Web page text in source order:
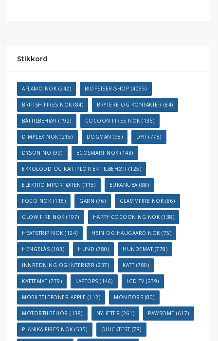
Stikkord
AFLAMO NOK (242) BIOPEISER-SHOP (4055)
BRITISH FIRES NOK (84) BRYTERE OG KONTAKTER (84)
BÅTTILBEHØR (192) COCOON FIRES NOK (135)
DIMPLEX NOK (215) DOGMAN (98) DYR (778)
DYSON NO (99) ECOSMART NOK (143)
EKKOLODD OG KARTPLOTTER TILBEHØR (125)
ELEKTROIMPORTØREN (115) EUKANUBA (88)
FOCO NOK (115) GARN (76) GLAMMFIRE NOK (86)
GLOW FIRE NOK (197) HAPPY COCOONING NOK (138)
HEATSTRIP NOK (124) HEIN OG HAUGAARD NOK (75)
HENGELÅS (103) HUND (780) HUNDEMAT(778)
INNREDNING OG INTERIØR (237) KATT(780)
KATTEMAT(779) LAPTOPS (146) LCD TV (239)
MOBILTELEFONER APPLE (112) MONITORS (80)
MOTORTILBEHOR (138) NYHETER (261) PAWSOME (617)
PLANIKA FIRES NOK (535) QUICKTEST(78)